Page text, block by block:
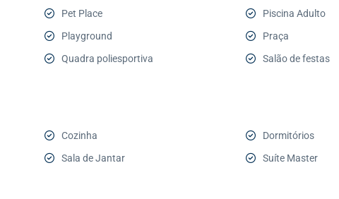
Pet Place
Piscina Adulto
Playground
Praça
Quadra poliesportiva
Salão de festas
Cozinha
Dormitórios
Sala de Jantar
Suíte Master